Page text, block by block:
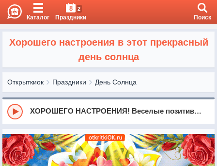
Каталог
8 2
Праздники Поиск
Хорошего настроения в этот прекрасный
день солнца
Открыткиок Праздники День Солнца
ХОРОШЕГО НАСТРОЕНИЯ! Веселые позитивные пожелания для друзей